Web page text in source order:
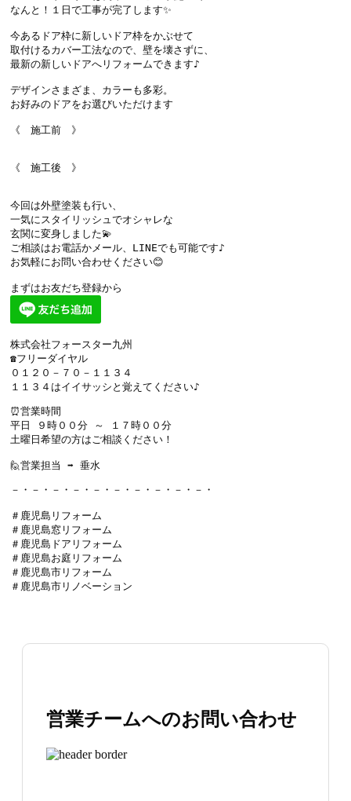
なんと！１日で工事が完了します✨
今あるドア枠に新しいドア枠をかぶせて
取付けるカバー工法なので、壁を壊さずに、
最新の新しいドアへリフォームできます♪
デザインさまざま、カラーも多彩。
お好みのドアをお選びいただけます
今回は外壁塗装も行い、
一気にスタイリッシュでオシャレな
玄関に変身しました💫
ご相談はお電話かメール、LINEでも可能です♪
お気軽にお問い合わせください😊
株式会社フォースター九州
☎フリーダイヤル
０１２０－７０－１１３４
１１３４はイイサッシと覚えてください♪
⏰営業時間
平日 ９時００分 ～ １７時００分
土曜日希望の方はご相談ください！
🙋営業担当 ➡ 垂水
－・－・－・－・－・－・－・－・－・－・
＃鹿児島リフォーム
＃鹿児島窓リフォーム
＃鹿児島ドアリフォーム
＃鹿児島お庭リフォーム
＃鹿児島市リフォーム
＃鹿児島市リノベーション
営業チームへのお問い合わせ